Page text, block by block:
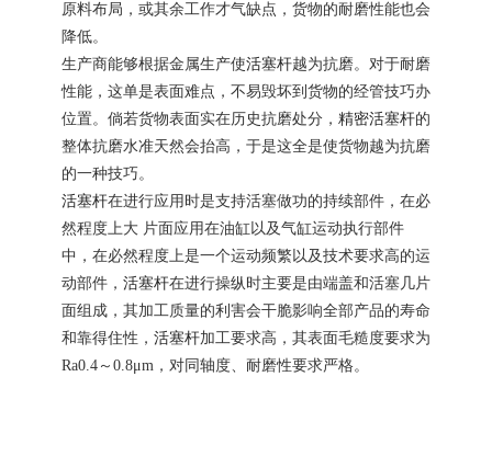
原料布局，或其余工作才气缺点，货物的耐磨性能也会
降低。
生产商能够根据金属生产使活塞杆越为抗磨。对于耐磨
性能，这单是表面难点，不易毁坏到货物的经管技巧办
位置。倘若货物表面实在历史抗磨处分， 精密活塞杆的
整体抗磨水准天然会抬高，于是这全是使货物越为抗磨
的一种技巧。
活塞杆在进行应用时是支持活塞做功的持续部件，在必
然程度上大 片面应用在油缸以及气缸运动执行部件
中，在必然程度上是一个运动频繁以及技术要求高的运
动部件， 活塞杆在进行操纵时主要是由端盖和活塞几片
面组成，其加工质量的利害会干脆影响全部产品的寿命
和靠得住性， 活塞杆加工要求高，其表面毛糙度要求为
Ra0.4～0.8μm，对同轴度、耐磨性要求严格。